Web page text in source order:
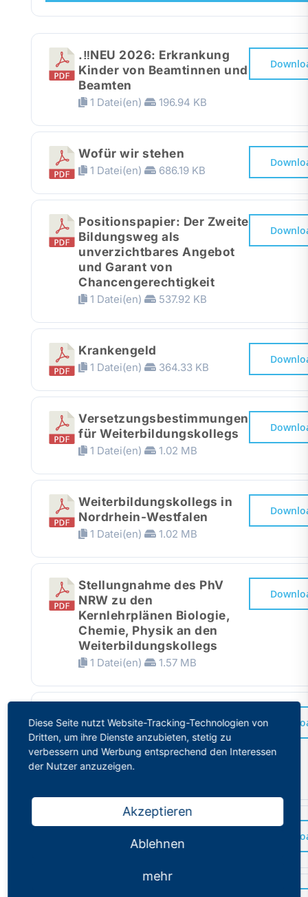
Recht
.‼️NEU 2026: Erkrankung
Kinder von Beamtinnen und
Beamten
1 Datei(en) 196.94 KB
Wofür wir stehen
1 Datei(en) 686.19 KB
Positionspapier: Der Zweite
Bildungsweg als
unverzichtbares Angebot
und Garant von
Chancengerechtigkeit
1 Datei(en) 537.92 KB
Krankengeld
1 Datei(en) 364.33 KB
Versetzungsbestimmungen
für Weiterbildungskollegs
1 Datei(en) 1.02 MB
Weiterbildungskollegs in
Nordrhein-Westfalen
1 Datei(en) 1.02 MB
Stellungnahme des PhV
NRW zu den
Kernlehrplänen Biologie,
Chemie, Physik an den
Weiterbildungskollegs
1 Datei(en) 1.57 MB
Prüfungsordnung
Weiterbildungskolleg -
APO-WbK
1 Datei(en)
PhV-Wahlprogramm 2020
1 Datei(en) 1.66 MB
Diese Seite nutzt Website-Tracking-Technologien von
Dritten, um ihre Dienste anzubieten, stetig zu
verbessern und Werbung entsprechend den Interessen
der Nutzer anzuzeigen.
Akzeptieren
Ablehnen
mehr